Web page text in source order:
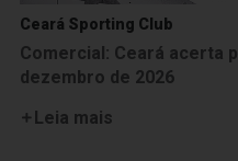
Ceará Sporting Club
Comercial: Ceará acerta
dezembro de 2026
Leia mais